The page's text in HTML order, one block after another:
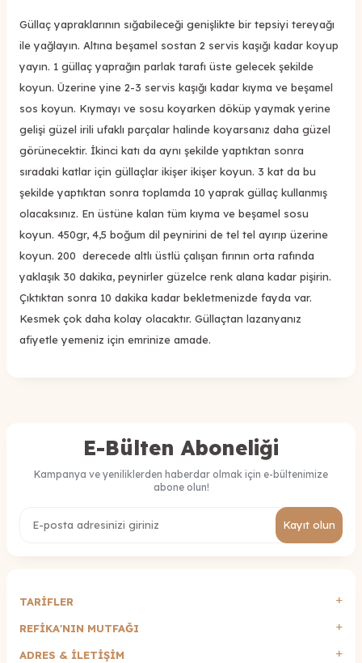
Güllaç yapraklarının sığabileceği genişlikte bir tepsiyi tereyağı
ile yağlayın. Altına beşamel sostan 2 servis kaşığı kadar koyup
yayın. 1 güllaç yaprağın parlak tarafı üste gelecek şekilde
koyun. Üzerine yine 2-3 servis kaşığı kadar kıyma ve beşamel
sos koyun. Kıymayı ve sosu koyarken döküp yaymak yerine
gelişi güzel irili ufaklı parçalar halinde koyarsanız daha güzel
görünecektir. İkinci katı da aynı şekilde yaptıktan sonra
sıradaki katlar için güllaçlar ikişer ikişer koyun. 3 kat da bu
şekilde yaptıktan sonra toplamda 10 yaprak güllaç kullanmış
olacaksınız. En üstüne kalan tüm kıyma ve beşamel sosu
koyun. 450gr, 4,5 boğum dil peynirini de tel tel ayırıp üzerine
koyun. 200 derecede altlı üstlü çalışan fırının orta rafında
yaklaşık 30 dakika, peynirler güzelce renk alana kadar pişirin.
Çıktıktan sonra 10 dakika kadar bekletmenizde fayda var.
Kesmek çok daha kolay olacaktır. Güllaçtan lazanyanız
afiyetle yemeniz için emrinize amade.
E-Bülten Aboneliği
Kampanya ve yeniliklerden haberdar olmak için e-bültenimize
abone olun!
Kayıt olun
TARİFLER
REFİKA'NIN MUTFAĞI
ADRES & İLETIŞIM